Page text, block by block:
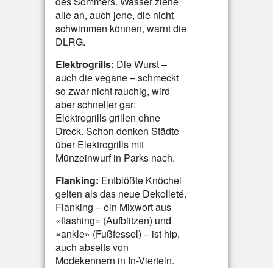
alle an, auch jene, die nicht
schwimmen können, warnt die
DLRG.
Elektrogrills: Die Wurst –
auch die vegane – schmeckt
so zwar nicht rauchig, wird
aber schneller gar:
Elektrogrills grillen ohne
Dreck. Schon denken Städte
über Elektrogrills mit
Münzeinwurf in Parks nach.
Flanking: Entblößte Knöchel
gelten als das neue Dekolleté.
Flanking – ein Mixwort aus
«flashing» (Aufblitzen) und
«ankle» (Fußfessel) – ist hip,
auch abseits von
Modekennern in In-Vierteln.